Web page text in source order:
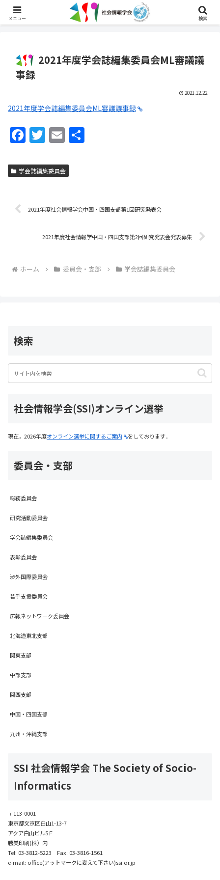
English
2021年度学会誌編集委員会ML審議議
事録
2021.12.22
2021年度学会誌編集委員会ML審議議事録
F
c
e
o
T
itt
er
E
ai
l
学会誌編集委員会
2021年度社会情報学会中国・四国支部第1回研究発表会
2021年度社会情報学中国・四国支部第2回研究発表会発表募集
ホーム 委員会・支部 学会誌編集委員会
検索
社会情報学会(SSI)オンライン選挙
現在，2026年度オンライン選挙に関するご案内 をしております．
委員会・支部
総務委員会
研究活動委員会
学会誌編集委員会
表彰委員会
渉外国際委員会
若手支援委員会
広報ネットワーク委員会
北海道東北支部
関東支部
中部支部
関西支部
中国・四国支部
九州・沖縄支部
SSI 社会情報学会 The Society of Socio-
Informatics
〒113-0001
東京都文京区白山1-13-7
アクア白山ビル5Ｆ
勝美印刷(株）内
Tel: 03-3812-5223 Fax: 03-3816-1561
e-mail: office(アットマークに変えて下さい)ssi.or.jp
メニュー 検索